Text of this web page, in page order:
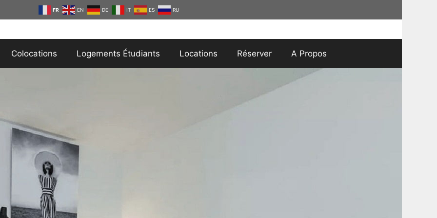
FR EN DE IT ES RU
Colocations Logements Étudiants Locations Réserver A Propos